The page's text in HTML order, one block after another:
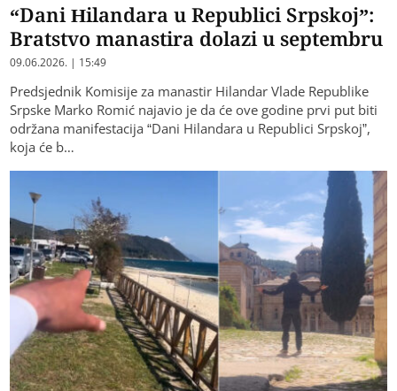
“Dani Hilandara u Republici Srpskoj”:
Bratstvo manastira dolazi u septembru
09.06.2026. | 15:49
Predsjednik Komisije za manastir Hilandar Vlade Republike
Srpske Marko Romić najavio je da će ove godine prvi put biti
održana manifestacija “Dani Hilandara u Republici Srpskoj”,
koja će b…